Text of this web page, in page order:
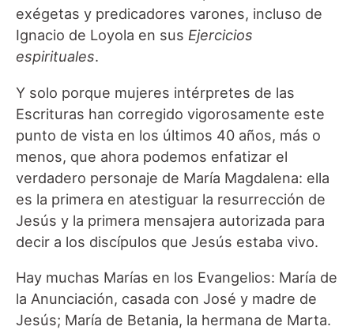
exégetas y predicadores varones, incluso de
Ignacio de Loyola en sus Ejercicios
espirituales.
Y solo porque mujeres intérpretes de las
Escrituras han corregido vigorosamente este
punto de vista en los últimos 40 años, más o
menos, que ahora podemos enfatizar el
verdadero personaje de María Magdalena: ella
es la primera en atestiguar la resurrección de
Jesús y la primera mensajera autorizada para
decir a los discípulos que Jesús estaba vivo.
Hay muchas Marías en los Evangelios: María de
la Anunciación, casada con José y madre de
Jesús; María de Betania, la hermana de Marta.